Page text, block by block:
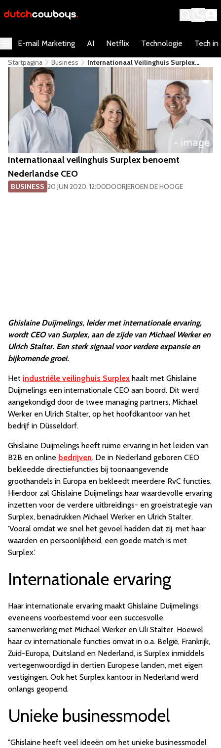
E-mail Marketing AI Netflix Technologie Tech in
Startpagina Business
​Internationaal Veilinghuis Surplex
​Internationaal veilinghuis Surplex benoemt
Nederlandse CEO
BUSINESS 20 JUN 2020, 12:00DOORJEROEN DE HOOGE
Ghislaine Duijmelings, leider met internationale ervaring,
wordt CEO van Surplex, aan de zijde van Michael Werker en
Ulrich Stalter. Een sterk signaal voor verdere expansie en
bijkomende groei.
Het industriële veilinghuis Surplex haalt met Ghislaine
Duijmelings een internationale CEO aan boord. Dit werd
aangekondigd door de twee managing partners, Michael
Werker en Ulrich Stalter, op het hoofdkantoor van het
bedrijf in Düsseldorf.
Ghislaine Duijmelings heeft ruime ervaring in het leiden van
B2B en online bedrijven. De in Nederland geboren CEO
bekleedde directiefuncties bij toonaangevende
groothandels in Europa en bekleedt meerdere RvC functies.
Hierdoor zal Ghislaine Duijmelings haar waardevolle ervaring
inzetten voor de verdere uitbreidings- en groeistrategie van
Surplex, benadrukken Michael Werker en Ulrich Stalter.
'Vooral omdat we snel het gevoel hadden dat zij, met haar
waarden en persoonlijkheid, een goede match is met
Surplex.'
Internationale ervaring
Haar internationale ervaring maakt Ghislaine Duijmelings
eveneens voorbestemd voor een succesvolle
samenwerking met Michael Werker en Uli Stalter. Hoewel
haar cv internationale functies omvat in o.a. België, Frankrijk,
Zuid-Europa, Duitsland en Nederland, is Surplex inmiddels
vertegenwoordigd in dertien Europese landen, met eigen
vestigingen. Ook het Surplex kantoor in Nederland werd
onlangs geopend.
Unieke businessmodel
"Ghislaine heeft veel ideeën om het unieke businessmodel